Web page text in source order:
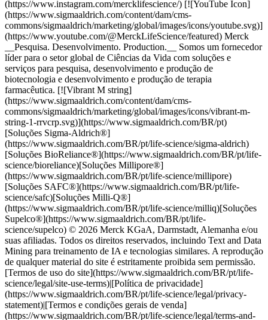
(https://www.instagram.com/mercklifescience/) [![YouTube Icon]
(https://www.sigmaaldrich.com/content/dam/cms-
commons/sigmaaldrich/marketing/global/images/icons/youtube.svg)]
(https://www.youtube.com/@MerckLifeScience/featured) Merck
__Pesquisa. Desenvolvimento. Production.__ Somos um fornecedor
líder para o setor global de Ciências da Vida com soluções e
serviços para pesquisa, desenvolvimento e produção de
biotecnologia e desenvolvimento e produção de terapia
farmacêutica. [![Vibrant M string]
(https://www.sigmaaldrich.com/content/dam/cms-
commons/sigmaaldrich/marketing/global/images/icons/vibrant-m-
string-1-rrvcrp.svg)](https://www.sigmaaldrich.com/BR/pt)
[Soluções Sigma-Aldrich®]
(https://www.sigmaaldrich.com/BR/pt/life-science/sigma-aldrich)
[Soluções BioReliance®](https://www.sigmaaldrich.com/BR/pt/life-
science/bioreliance)[Soluções Millipore®]
(https://www.sigmaaldrich.com/BR/pt/life-science/millipore)
[Soluções SAFC®](https://www.sigmaaldrich.com/BR/pt/life-
science/safc)[Soluções Milli-Q®]
(https://www.sigmaaldrich.com/BR/pt/life-science/milliq)[Soluções
Supelco®](https://www.sigmaaldrich.com/BR/pt/life-
science/supelco) © 2026 Merck KGaA, Darmstadt, Alemanha e/ou
suas afiliadas. Todos os direitos reservados, incluindo Text and Data
Mining para treinamento de IA e tecnologias similares. A reprodução
de qualquer material do site é estritamente proibida sem permissão.
[Termos de uso do site](https://www.sigmaaldrich.com/BR/pt/life-
science/legal/site-use-terms)|[Política de privacidade]
(https://www.sigmaaldrich.com/BR/pt/life-science/legal/privacy-
statement)|[Termos e condições gerais de venda]
(https://www.sigmaaldrich.com/BR/pt/life-science/legal/terms-and-